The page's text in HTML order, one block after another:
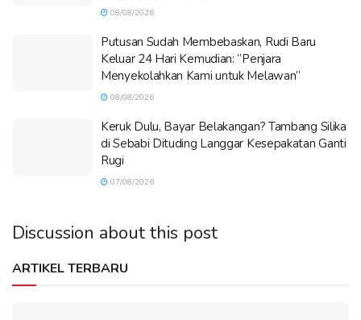
08/08/2026
Putusan Sudah Membebaskan, Rudi Baru
Keluar 24 Hari Kemudian: “Penjara
Menyekolahkan Kami untuk Melawan”
08/08/2026
Keruk Dulu, Bayar Belakangan? Tambang Silika
di Sebabi Dituding Langgar Kesepakatan Ganti
Rugi
07/08/2026
Discussion about this post
ARTIKEL TERBARU